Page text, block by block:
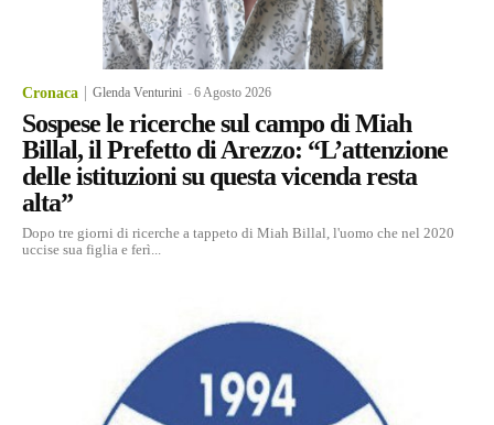
Cronaca Glenda Venturini -6 Agosto 2026
Sospese le ricerche sul campo di Miah
Billal, il Prefetto di Arezzo: “L’attenzione
delle istituzioni su questa vicenda resta
alta”
Dopo tre giorni di ricerche a tappeto di Miah Billal, l'uomo che nel 2020
uccise sua figlia e ferì...